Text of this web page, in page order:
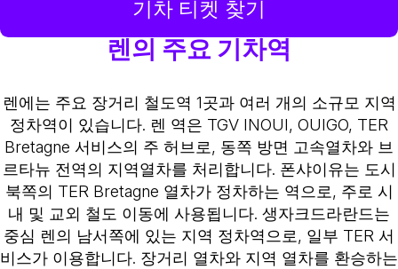
기차 티켓 찾기
렌의 주요 기차역
렌에는 주요 장거리 철도역 1곳과 여러 개의 소규모 지역
정차역이 있습니다. 렌 역은 TGV INOUI, OUIGO, TER
Bretagne 서비스의 주 허브로, 동쪽 방면 고속열차와 브
르타뉴 전역의 지역열차를 처리합니다. 폰샤이유는 도시
북쪽의 TER Bretagne 열차가 정차하는 역으로, 주로 시
내 및 교외 철도 이동에 사용됩니다. 생자크드라란드는
중심 렌의 남서쪽에 있는 지역 정차역으로, 일부 TER 서
비스가 이용합니다. 장거리 열차와 지역 열차를 환승하는